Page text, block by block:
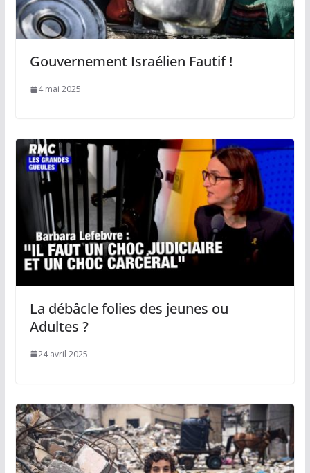
Gouvernement Israélien Fautif !
4 mai 2025
La débâcle folies des jeunes ou
Adultes ?
24 avril 2025